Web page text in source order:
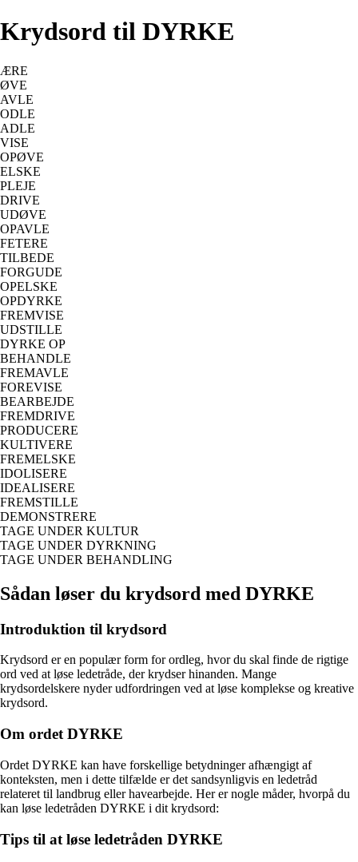
Krydsord til DYRKE
ÆRE
ØVE
AVLE
ODLE
ADLE
VISE
OPØVE
ELSKE
PLEJE
DRIVE
UDØVE
OPAVLE
FETERE
TILBEDE
FORGUDE
OPELSKE
OPDYRKE
FREMVISE
UDSTILLE
DYRKE OP
BEHANDLE
FREMAVLE
FOREVISE
BEARBEJDE
FREMDRIVE
PRODUCERE
KULTIVERE
FREMELSKE
IDOLISERE
IDEALISERE
FREMSTILLE
DEMONSTRERE
TAGE UNDER KULTUR
TAGE UNDER DYRKNING
TAGE UNDER BEHANDLING
Sådan løser du krydsord med DYRKE
Introduktion til krydsord
Krydsord er en populær form for ordleg, hvor du skal finde de rigtige
ord ved at løse ledetråde, der krydser hinanden. Mange
krydsordelskere nyder udfordringen ved at løse komplekse og kreative
krydsord.
Om ordet DYRKE
Ordet DYRKE kan have forskellige betydninger afhængigt af
konteksten, men i dette tilfælde er det sandsynligvis en ledetråd
relateret til landbrug eller havearbejde. Her er nogle måder, hvorpå du
kan løse ledetråden DYRKE i dit krydsord:
Tips til at løse ledetråden DYRKE